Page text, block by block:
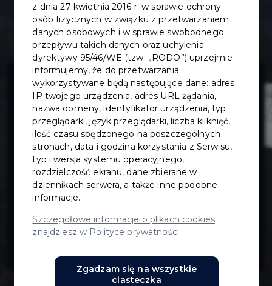
Inwestycje w
budynku ZSO
nr 1 przy ul.
Obrońców
Westerplatte 30
- projekt
z dnia 27 kwietnia 2016 r. w sprawie ochrony
osób fizycznych w związku z przetwarzaniem
danych osobowych i w sprawie swobodnego
przepływu takich danych oraz uchylenia
dyrektywy 95/46/WE (tzw. „RODO”) uprzejmie
informujemy, że do przetwarzania
wykorzystywane będą następujące dane: adres
IP twojego urządzenia, adres URL żądania,
nazwa domeny, identyfikator urządzenia, typ
przeglądarki, język przeglądarki, liczba kliknięć,
ilość czasu spędzonego na poszczególnych
stronach, data i godzina korzystania z Serwisu,
typ i wersja systemu operacyjnego,
rozdzielczość ekranu, dane zbierane w
dziennikach serwera, a także inne podobne
informacje.
Szczegółowe informacje o plikach cookies
znajdziesz w Polityce prywatności
Zgadzam się na wszystkie
ciasteczka